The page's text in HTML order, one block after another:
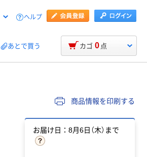
ヘルプ
あとで買う カゴ 0 点
商品情報を印刷する
お届け日：8月6日（木）まで